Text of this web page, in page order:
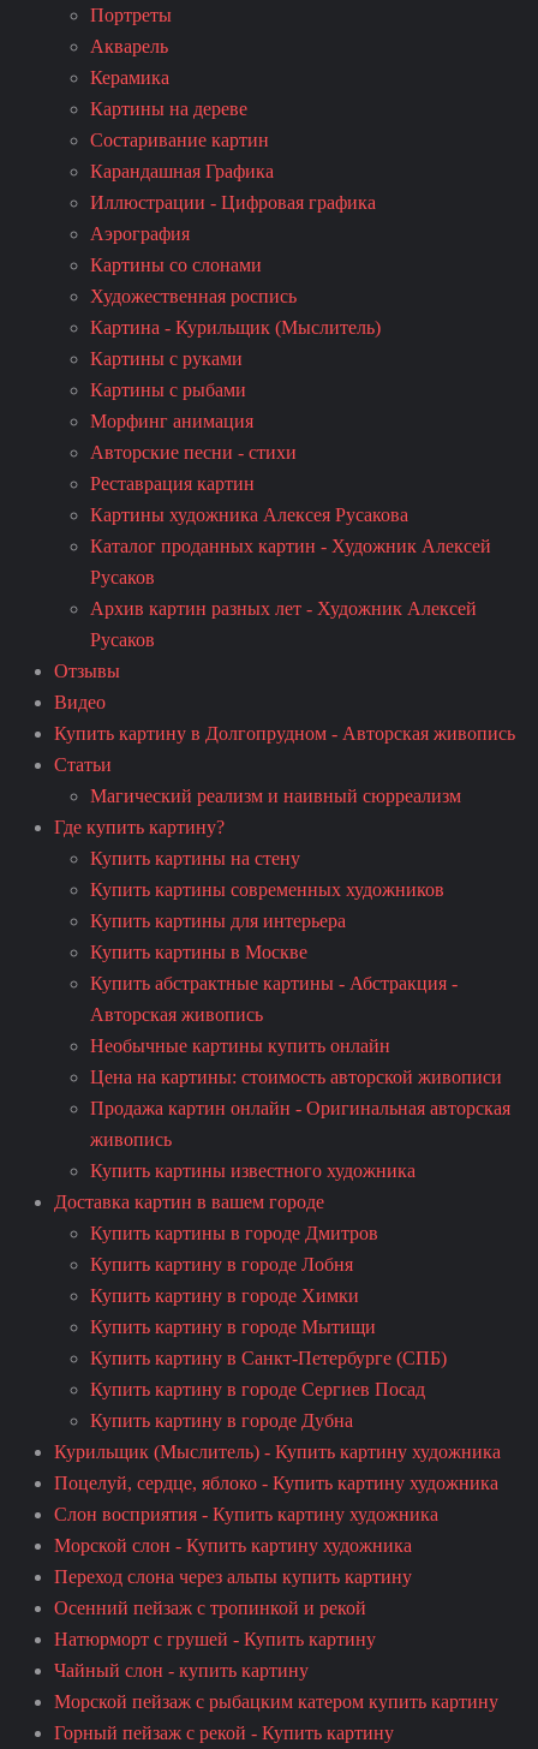
Портреты
Акварель
Керамика
Картины на дереве
Состаривание картин
Карандашная Графика
Иллюстрации - Цифровая графика
Аэрография
Картины со слонами
Художественная роспись
Картина - Курильщик (Мыслитель)
Картины с руками
Картины с рыбами
Морфинг анимация
Авторские песни - стихи
Реставрация картин
Картины художника Алексея Русакова
Каталог проданных картин - Художник Алексей
Русаков
Архив картин разных лет - Художник Алексей
Русаков
Отзывы
Видео
Купить картину в Долгопрудном - Авторская живопись
Статьи
Магический реализм и наивный сюрреализм
Где купить картину?
Купить картины на стену
Купить картины современных художников
Купить картины для интерьера
Купить картины в Москве
Купить абстрактные картины - Абстракция -
Авторская живопись
Необычные картины купить онлайн
Цена на картины: стоимость авторской живописи
Продажа картин онлайн - Оригинальная авторская
живопись
Купить картины известного художника
Доставка картин в вашем городе
Купить картины в городе Дмитров
Купить картину в городе Лобня
Купить картину в городе Химки
Купить картину в городе Мытищи
Купить картину в Санкт-Петербурге (СПБ)
Купить картину в городе Сергиев Посад
Купить картину в городе Дубна
Курильщик (Мыслитель) - Купить картину художника
Поцелуй, сердце, яблоко - Купить картину художника
Слон восприятия - Купить картину художника
Морской слон - Купить картину художника
Переход слона через альпы купить картину
Осенний пейзаж с тропинкой и рекой
Натюрморт с грушей - Купить картину
Чайный слон - купить картину
Морской пейзаж с рыбацким катером купить картину
Горный пейзаж с рекой - Купить картину